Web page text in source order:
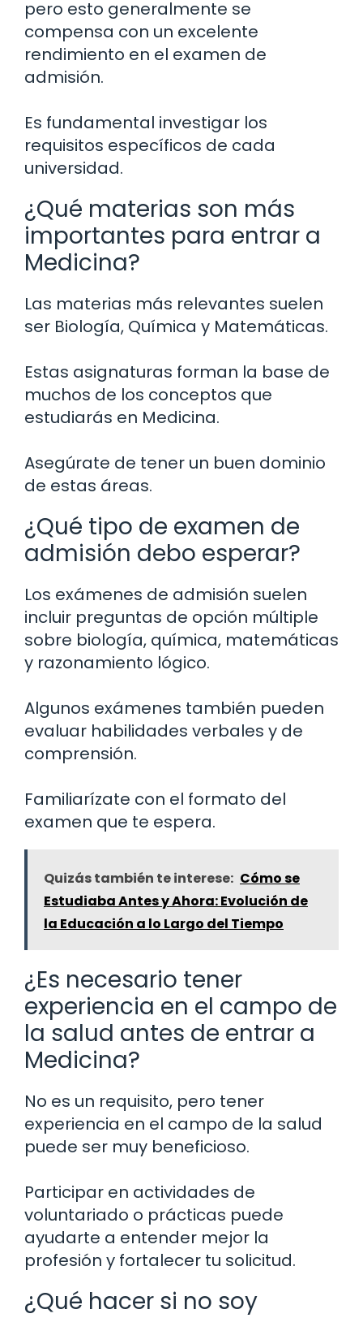
pero esto generalmente se
compensa con un excelente
rendimiento en el examen de
admisión.
Es fundamental investigar los
requisitos específicos de cada
universidad.
¿Qué materias son más
importantes para entrar a
Medicina?
Las materias más relevantes suelen
ser Biología, Química y Matemáticas.
Estas asignaturas forman la base de
muchos de los conceptos que
estudiarás en Medicina.
Asegúrate de tener un buen dominio
de estas áreas.
¿Qué tipo de examen de
admisión debo esperar?
Los exámenes de admisión suelen
incluir preguntas de opción múltiple
sobre biología, química, matemáticas
y razonamiento lógico.
Algunos exámenes también pueden
evaluar habilidades verbales y de
comprensión.
Familiarízate con el formato del
examen que te espera.
Quizás también te interese: Cómo se
Estudiaba Antes y Ahora: Evolución de
la Educación a lo Largo del Tiempo
¿Es necesario tener
experiencia en el campo de
la salud antes de entrar a
Medicina?
No es un requisito, pero tener
experiencia en el campo de la salud
puede ser muy beneficioso.
Participar en actividades de
voluntariado o prácticas puede
ayudarte a entender mejor la
profesión y fortalecer tu solicitud.
¿Qué hacer si no soy